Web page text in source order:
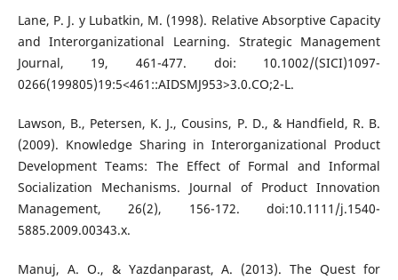
Lane, P. J. y Lubatkin, M. (1998). Relative Absorptive Capacity
and Interorganizational Learning. Strategic Management
Journal, 19, 461-477. doi: 10.1002/(SICI)1097-
0266(199805)19:5<461::AIDSMJ953>3.0.CO;2-L.
Lawson, B., Petersen, K. J., Cousins, P. D., & Handfield, R. B.
(2009). Knowledge Sharing in Interorganizational Product
Development Teams: The Effect of Formal and Informal
Socialization Mechanisms. Journal of Product Innovation
Management, 26(2), 156-172. doi:10.1111/j.1540-
5885.2009.00343.x.
Manuj, A. O., & Yazdanparast, A. (2013). The Quest for